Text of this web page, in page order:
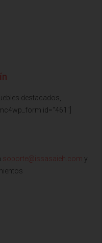
destacados,
id="461"]
soporte@issasaieh.com y